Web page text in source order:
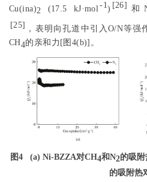
Cu(ina)2 (17.5 kJ·mol-1) [26] 和
[25] ，表明向孔道中引入O/N等
CH4的亲和力[ 图4(b)]。
图4 (a) Ni-BZZA对CH4和N2的吸附
的吸附热